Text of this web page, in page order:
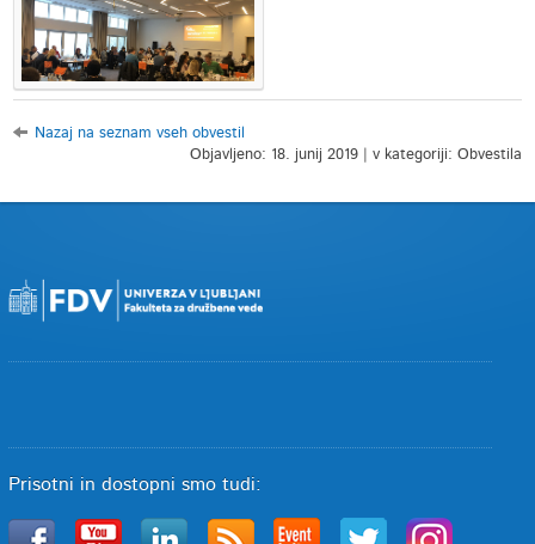
Nazaj na seznam vseh obvestil
Objavljeno: 18. junij 2019 | v kategoriji: Obvestila
Prisotni in dostopni smo tudi: